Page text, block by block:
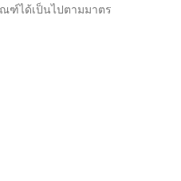
ฑ์ได้เป็นไปตามมาตร